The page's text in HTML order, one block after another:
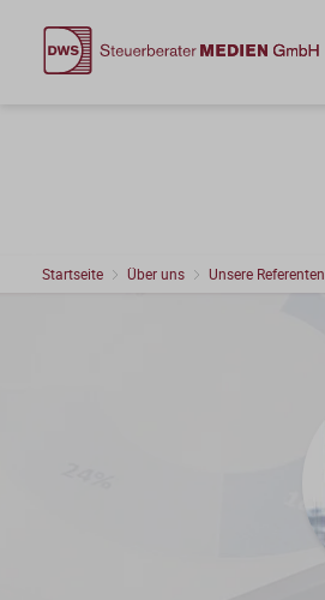
Startseite Über uns Unsere Referenten